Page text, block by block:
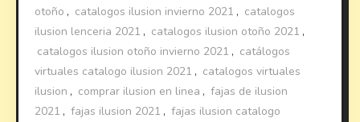
otoño , catalogos ilusion invierno 2021 , catalogos
ilusion lenceria 2021 , catalogos ilusion otoño 2021 ,
catalogos ilusion otoño invierno 2021 , catálogos
virtuales catalogo ilusion 2021 , catalogos virtuales
ilusion , comprar ilusion en linea , fajas de ilusion
2021 , fajas ilusion 2021 , fajas ilusion catalogo